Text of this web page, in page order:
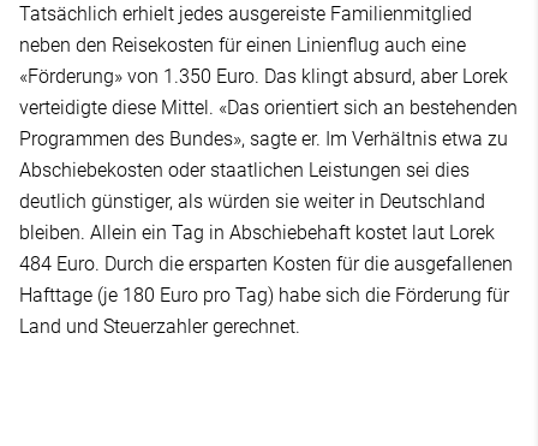
Tatsächlich erhielt jedes ausgereiste Familienmitglied
neben den Reisekosten für einen Linienflug auch eine
«Förderung» von 1.350 Euro. Das klingt absurd, aber Lorek
verteidigte diese Mittel. «Das orientiert sich an bestehenden
Programmen des Bundes», sagte er. Im Verhältnis etwa zu
Abschiebekosten oder staatlichen Leistungen sei dies
deutlich günstiger, als würden sie weiter in Deutschland
bleiben. Allein ein Tag in Abschiebehaft kostet laut Lorek
484 Euro. Durch die ersparten Kosten für die ausgefallenen
Hafttage (je 180 Euro pro Tag) habe sich die Förderung für
Land und Steuerzahler gerechnet.